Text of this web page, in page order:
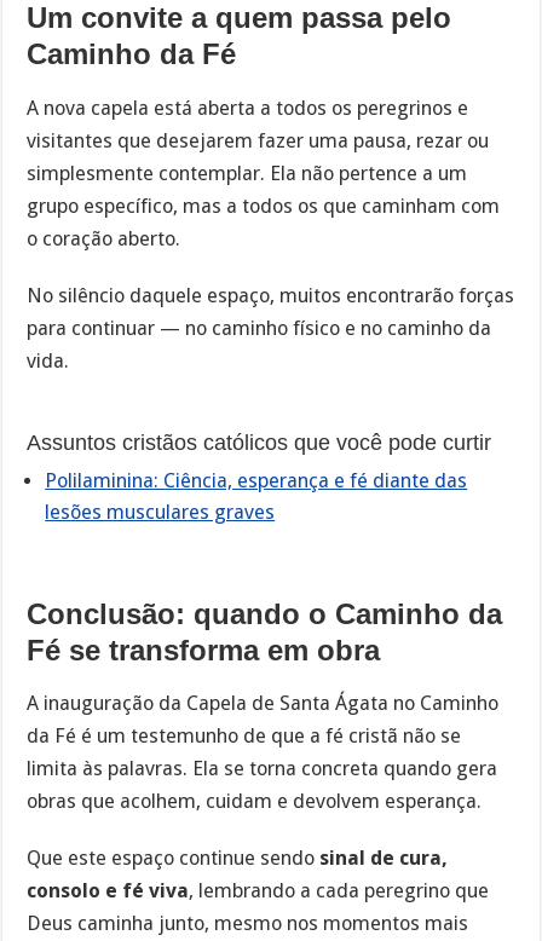
Um convite a quem passa pelo
Caminho da Fé
A nova capela está aberta a todos os peregrinos e
visitantes que desejarem fazer uma pausa, rezar ou
simplesmente contemplar. Ela não pertence a um
grupo específico, mas a todos os que caminham com
o coração aberto.
No silêncio daquele espaço, muitos encontrarão forças
para continuar — no caminho físico e no caminho da
vida.
Assuntos cristãos católicos que você pode curtir
Polilaminina: Ciência, esperança e fé diante das
lesões musculares graves
Conclusão: quando o Caminho da
Fé se transforma em obra
A inauguração da Capela de Santa Ágata no Caminho
da Fé é um testemunho de que a fé cristã não se
limita às palavras. Ela se torna concreta quando gera
obras que acolhem, cuidam e devolvem esperança.
Que este espaço continue sendo sinal de cura,
consolo e fé viva, lembrando a cada peregrino que
Deus caminha junto, mesmo nos momentos mais